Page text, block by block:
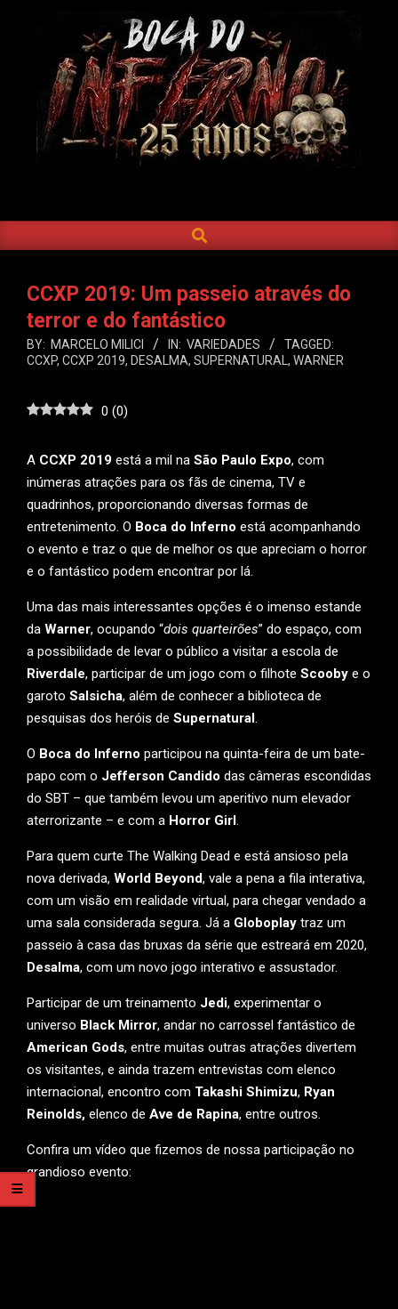
DO
INFERNO
Navigation
SEARCH
CCXP 2019: Um passeio através do
terror e do fantástico
BY: MARCELO MILICI IN: VARIEDADES
TAGGED:
CCXP, CCXP 2019, DESALMA, SUPERNATURAL , WARNER
0 (0)
A CCXP 2019 está a mil na São Paulo Expo, com
inúmeras atrações para os fãs de cinema, TV e
quadrinhos, proporcionando diversas formas de
entretenimento. O Boca do Inferno está acompanhando
o evento e traz o que de melhor os que apreciam o horror
e o fantástico podem encontrar por lá.
Uma das mais interessantes opções é o imenso estande
da Warner, ocupando “dois quarteirões” do espaço, com
a possibilidade de levar o público a visitar a escola de
Riverdale, participar de um jogo com o filhote Scooby e o
garoto Salsicha, além de conhecer a biblioteca de
pesquisas dos heróis de Supernatural.
O Boca do Inferno participou na quinta-feira de um bate-
papo com o Jefferson Candido das câmeras escondidas
do SBT – que também levou um aperitivo num elevador
aterrorizante – e com a Horror Girl.
Para quem curte The Walking Dead e está ansioso pela
nova derivada, World Beyond, vale a pena a fila interativa,
com um visão em realidade virtual, para chegar vendado a
uma sala considerada segura. Já a Globoplay traz um
passeio à casa das bruxas da série que estreará em 2020,
Desalma, com um novo jogo interativo e assustador.
Participar de um treinamento Jedi, experimentar o
universo Black Mirror, andar no carrossel fantástico de
American Gods, entre muitas outras atrações divertem
os visitantes, e ainda trazem entrevistas com elenco
internacional, encontro com Takashi Shimizu, Ryan
Reinolds, elenco de Ave de Rapina, entre outros.
Confira um vídeo que fizemos de nossa participação no
grandioso evento: